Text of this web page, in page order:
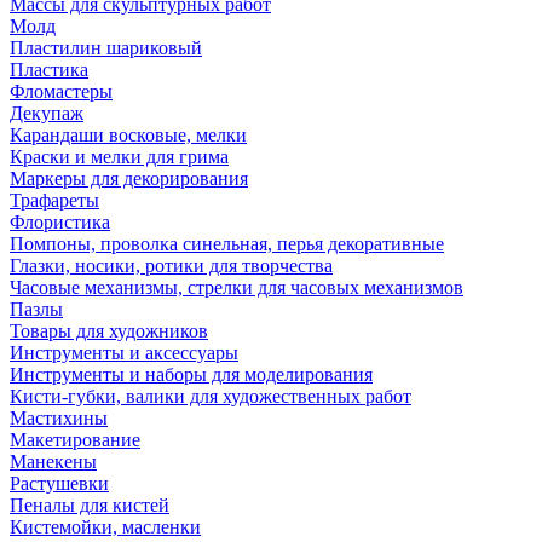
Массы для скульптурных работ
Молд
Пластилин шариковый
Пластика
Фломастеры
Декупаж
Карандаши восковые, мелки
Краски и мелки для грима
Маркеры для декорирования
Трафареты
Флористика
Помпоны, проволка синельная, перья декоративные
Глазки, носики, ротики для творчества
Часовые механизмы, стрелки для часовых механизмов
Пазлы
Товары для художников
Инструменты и аксессуары
Инструменты и наборы для моделирования
Кисти-губки, валики для художественных работ
Мастихины
Макетирование
Манекены
Растушевки
Пеналы для кистей
Кистемойки, масленки